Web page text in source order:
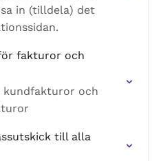
in (tilldela) det
fakturor och
kundfakturor och
till alla